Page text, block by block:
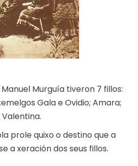
Murguía tiveron 7 fillos:
Gala e Ovidio; Amara;
prole quixo o destino que a
a xeración dos seus fillos.